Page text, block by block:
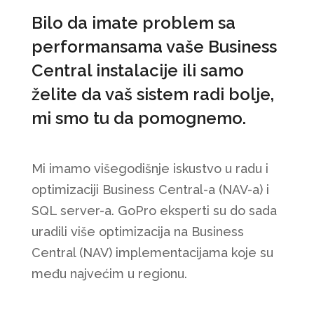
Bilo da imate problem sa
performansama vaše Business
Central instalacije ili samo
želite da vaš sistem radi bolje,
mi smo tu da pomognemo.
Mi imamo višegodišnje iskustvo u radu i
optimizaciji Business Central-a (NAV-a) i
SQL server-a. GoPro eksperti su do sada
uradili više optimizacija na Business
Central (NAV) implementacijama koje su
među najvećim u regionu.